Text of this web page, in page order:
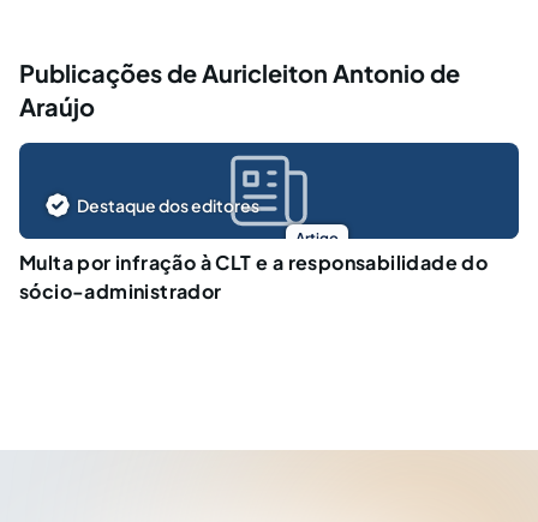
Publicações de Auricleiton Antonio de
Araújo
Artigo
Destaque dos editores
Multa por infração à CLT e a responsabilidade do
sócio-administrador